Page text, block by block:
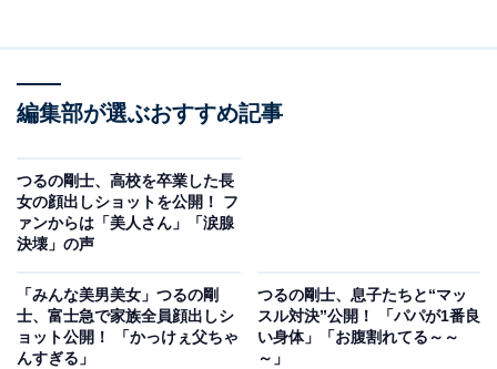
編集部が選ぶおすすめ記事
つるの剛士、高校を卒業した長
女の顔出しショットを公開！ フ
ァンからは「美人さん」「涙腺
決壊」の声
「みんな美男美女」つるの剛
士、富士急で家族全員顔出しシ
ョット公開！ 「かっけぇ父ちゃ
んすぎる」
つるの剛士、息子たちと“マッ
スル対決”公開！ 「パパが1番良
い身体」「お腹割れてる～～
～」